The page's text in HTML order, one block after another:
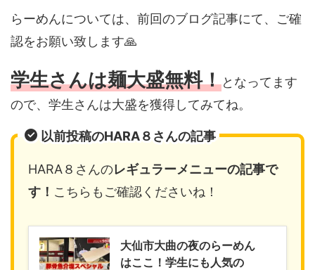
らーめんについては、前回のブログ記事にて、ご確
認をお願い致します🙏
学生さんは麺大盛無料！となってます
ので、学生さんは大盛を獲得してみてね。
以前投稿のHARA８さんの記事
HARA８さんのレギュラーメニューの記事で
す！ こちらもご確認くださいね！
大仙市大曲の夜のらーめん
はここ！学生にも人気の